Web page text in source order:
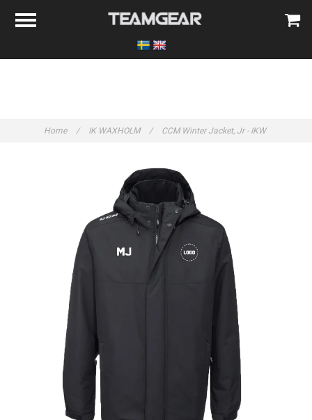
Home / IK WAXHOLM / CCM Winter Jacket, Jr - IKW